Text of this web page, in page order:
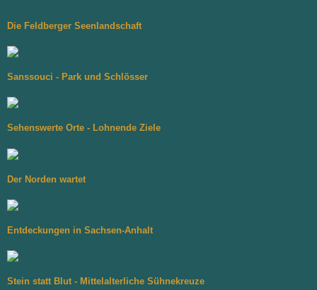
Die Feldberger Seenlandschaft
Sanssouci - Park und Schlösser
Sehenswerte Orte - Lohnende Ziele
Der Norden wartet
Entdeckungen in Sachsen-Anhalt
Stein statt Blut - Mittelalterliche Sühnekreuze